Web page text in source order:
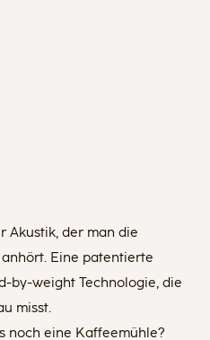
Akustik, der man die
Eine patentierte
by-weight Technologie, die
misst.
noch eine Kaffeemühle?